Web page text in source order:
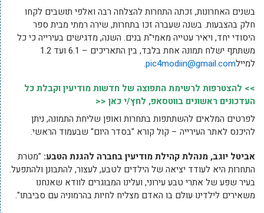
בשנים האחרונות, זכתה התחרות להצלחה רבה ואלפי תושבים לקחו
חלק בהצבעות. בשנה שעברה זכו בתחרות, שירה רמתי מבית ספר
היסודי יחד, ויאיר עטייה מאמי"ת בנים. השנה, מדגישים בעירייה כי כל
משתתף ישלח תמונה אחת בלבד, בין התאריכים – 6.1 ועד 1.2
למיילpic4modiin@gmail.com
.
>> להצטרפות לרשימת התפוצה של חדשות מודיעין וקבלת כל
העדכונים ראשונים בווטסאפ, לחץ/י כאן <<
לפרטים המלאים להשתתפות בתחרות ואופן שליחת התמונה, ניתן
להיכנס לאתר העירייה – קול קורא "בסדר היום" שבעמוד הראשי.
אביטל יוגב, מנהלת קהילת מודיעין בחברה להגנת הטבע: "מטרת
התחרות היא לעודד יציאה של הילדים לטבע, לעצור, להתבונן ולהתפעל.
בעיר שפע של אתרי טבע עירוני, ועלינו המבוגרים לוודא שאנחנו
משאירים לילדינו עולם בו האדם מצליח לחיות בהרמוניה עם סביבתו".